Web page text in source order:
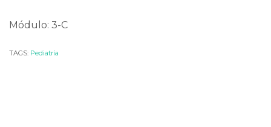
Módulo: 3-C
TAGS: Pediatría